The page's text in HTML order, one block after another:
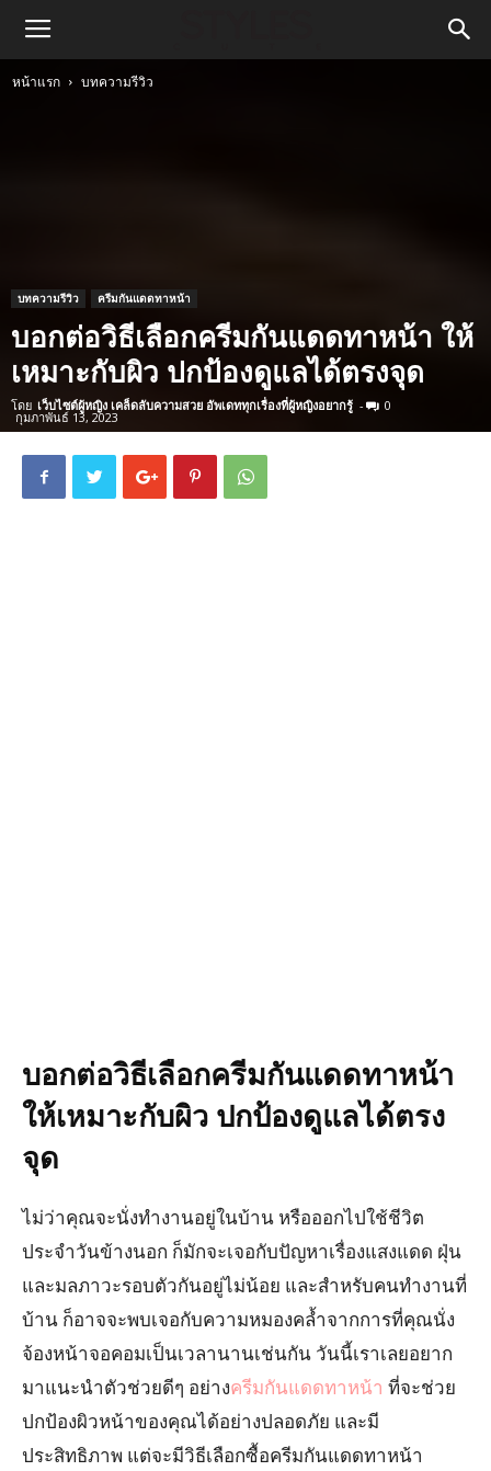
หน้าแรก บทความรีวิว
บทความรีวิว ครีมกันแดดทาหน้า
บอกต่อวิธีเลือกครีมกันแดดทาหน้า ให้
เหมาะกับผิว ปกป้องดูแลได้ตรงจุด
โดย เว็บไซต์ผู้หญิง เคล็ดลับความสวย อัพเดททุกเรื่องที่ผู้หญิงอยากรู้ -
กุมภาพันธ์ 13, 2023
0
บอกต่อวิธีเลือกครีมกันแดดทาหน้า
ให้เหมาะกับผิว ปกป้องดูแลได้ตรง
จุด
ไม่ว่าคุณจะนั่งทำงานอยู่ในบ้าน หรือออกไปใช้ชีวิต
ประจำวันข้างนอก ก็มักจะเจอกับปัญหาเรื่องแสงแดด ฝุ่น
และมลภาวะรอบตัวกันอยู่ไม่น้อย และสำหรับคนทำงานที่
บ้าน ก็อาจจะพบเจอกับความหมองคล้ำจากการที่คุณนั่ง
จ้องหน้าจอคอมเป็นเวลานานเช่นกัน วันนี้เราเลยอยาก
มาแนะนำตัวช่วยดีๆ อย่างครีมกันแดดทาหน้า ที่จะช่วย
ปกป้องผิวหน้าของคุณได้อย่างปลอดภัย และมี
ประสิทธิภาพ แต่จะมีวิธีเลือกซื้อครีมกันแดดทาหน้า